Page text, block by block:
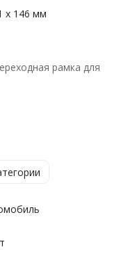
x 146 мм
рамка для